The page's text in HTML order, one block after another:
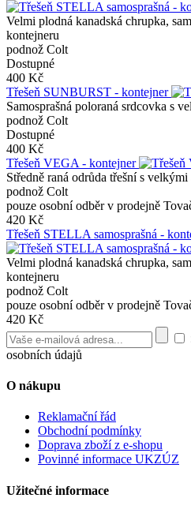
Velmi plodná kanadská chrupka,
kontejneru
podnož Colt
Dostupné
400 Kč
Třešeň SUNBURST - kontejner
Samosprašná poloraná srdcovka s
podnož Colt
Dostupné
400 Kč
Třešeň VEGA - kontejner
Středně raná odrůda třešní s
podnož Colt
pouze osobní odběr v prodejně
420 Kč
Třešeň STELLA samosprašná -
Velmi plodná kanadská chrupka,
kontejneru
podnož Colt
pouze osobní odběr v prodejně
420 Kč
osobních údajů
O nákupu
Reklamační řád
Obchodní podmínky
Doprava zboží z e-shopu
Povinné informace UKZÚZ
Užitečné informace